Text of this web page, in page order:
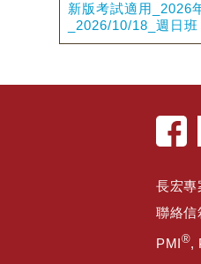
新版考試適用_2026
_2026/10/18_週日班
長宏
聯絡信
PMI®,